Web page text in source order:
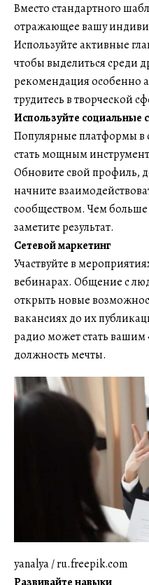
Вместо стандартного
отражающее вашу
Используйте активные
чтобы выделиться среди
рекомендация особенно
трудитесь в творческой
Используйте социальные
Популярные платформы в
стать мощным
Обновите свой профиль,
начните
сообществом. Чем больше
заметите результат.
Сетевой маркетинг
Участвуйте в
вебинарах. Общение с
открыть новые
вакансиях до их
радио может стать вашим
должность мечты.
yanalya / ru.freepik.com